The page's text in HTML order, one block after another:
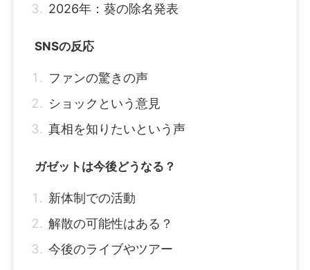
2026年：葵の除名発表
SNSの反応
ファンの驚きの声
ショックという意見
真相を知りたいという声
ガゼットは今後どうなる？
新体制での活動
解散の可能性はある？
今後のライブやツアー